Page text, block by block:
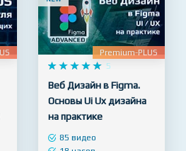
NEW
Premium-PLUS
    
     5
Веб Дизайн в Figma.
Основы Ui Ux дизайна